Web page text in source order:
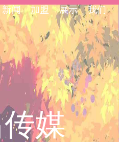
新闻
加盟
展示
我们
媒